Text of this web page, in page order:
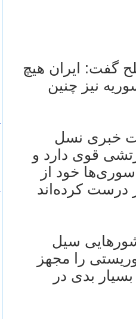
گفت: ايران هيچ
نيز چنين
خبری نسل
سوريه ارتشی قوی دارد و
خود از
درست کرده‌اند
سيل
را مجهز
بدی در